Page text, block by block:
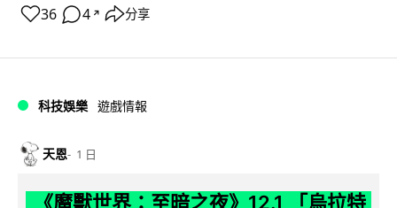
36 4 ↗ 分享
科技娛樂 遊戲情報
天恩 1 日
《魔獸世界：至暗之夜》12.1 「烏拉特